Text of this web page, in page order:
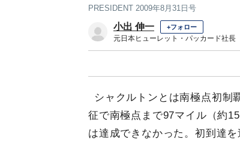
PRESIDENT 2009年8月31日号
小出 伸一 +フォロー
元日本ヒューレット・パッカード社長
シャクルトンとは南極点初制
征で南極点まで97マイル（約
は達成できなかった。初到達